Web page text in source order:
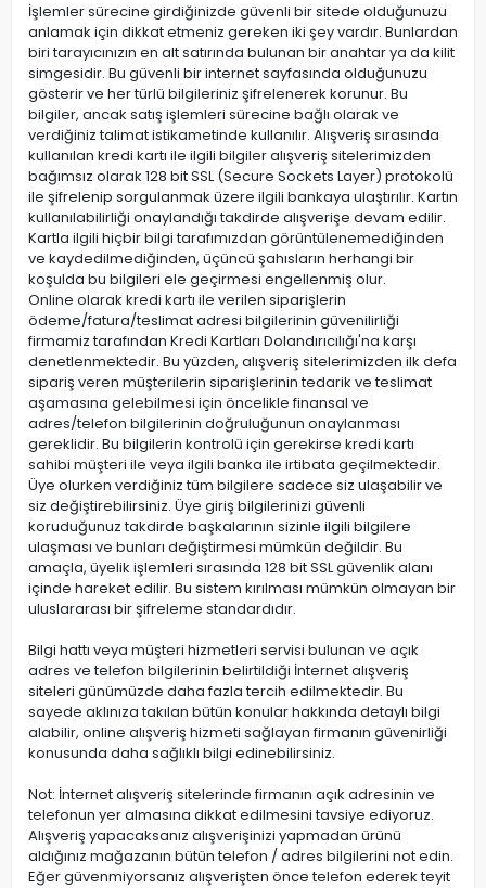
İşlemler sürecine girdiğinizde güvenli bir sitede olduğunuzu
anlamak için dikkat etmeniz gereken iki şey vardır. Bunlardan
biri tarayıcınızın en alt satırında bulunan bir anahtar ya da kilit
simgesidir. Bu güvenli bir internet sayfasında olduğunuzu
gösterir ve her türlü bilgileriniz şifrelenerek korunur. Bu
bilgiler, ancak satış işlemleri sürecine bağlı olarak ve
verdiğiniz talimat istikametinde kullanılır. Alışveriş sırasında
kullanılan kredi kartı ile ilgili bilgiler alışveriş sitelerimizden
bağımsız olarak 128 bit SSL (Secure Sockets Layer) protokolü
ile şifrelenip sorgulanmak üzere ilgili bankaya ulaştırılır. Kartın
kullanılabilirliği onaylandığı takdirde alışverişe devam edilir.
Kartla ilgili hiçbir bilgi tarafımızdan görüntülenemediğinden
ve kaydedilmediğinden, üçüncü şahısların herhangi bir
koşulda bu bilgileri ele geçirmesi engellenmiş olur.
Online olarak kredi kartı ile verilen siparişlerin
ödeme/fatura/teslimat adresi bilgilerinin güvenilirliği
firmamiz tarafından Kredi Kartları Dolandırıcılığı'na karşı
denetlenmektedir. Bu yüzden, alışveriş sitelerimizden ilk defa
sipariş veren müşterilerin siparişlerinin tedarik ve teslimat
aşamasına gelebilmesi için öncelikle finansal ve
adres/telefon bilgilerinin doğruluğunun onaylanması
gereklidir. Bu bilgilerin kontrolü için gerekirse kredi kartı
sahibi müşteri ile veya ilgili banka ile irtibata geçilmektedir.
Üye olurken verdiğiniz tüm bilgilere sadece siz ulaşabilir ve
siz değiştirebilirsiniz. Üye giriş bilgilerinizi güvenli
koruduğunuz takdirde başkalarının sizinle ilgili bilgilere
ulaşması ve bunları değiştirmesi mümkün değildir. Bu
amaçla, üyelik işlemleri sırasında 128 bit SSL güvenlik alanı
içinde hareket edilir. Bu sistem kırılması mümkün olmayan bir
uluslararası bir şifreleme standardıdır.
Bilgi hattı veya müşteri hizmetleri servisi bulunan ve açık
adres ve telefon bilgilerinin belirtildiği İnternet alışveriş
siteleri günümüzde daha fazla tercih edilmektedir. Bu
sayede aklınıza takılan bütün konular hakkında detaylı bilgi
alabilir, online alışveriş hizmeti sağlayan firmanın güvenirliği
konusunda daha sağlıklı bilgi edinebilirsiniz.
Not: İnternet alışveriş sitelerinde firmanın açık adresinin ve
telefonun yer almasına dikkat edilmesini tavsiye ediyoruz.
Alışveriş yapacaksanız alışverişinizi yapmadan ürünü
aldığınız mağazanın bütün telefon / adres bilgilerini not edin.
Eğer güvenmiyorsanız alışverişten önce telefon ederek teyit